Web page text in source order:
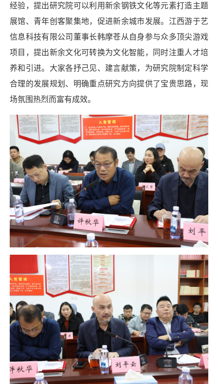
经验，提出研究院可以利用新余钢铁文化等元素打造主题
展馆、青年创客聚集地，促进新余城市发展。江西游于艺
信息科技有限公司董事长韩摩苍从自身参与众多顶尖游戏
项目，提出新余文化可转换为文化智能，同时注重人才培
养和引进。大家各抒己见、建言献策，为研究院制定科学
合理的发展规划、明确重点研究方向提供了宝贵思路，现
场氛围热烈而富有成效。